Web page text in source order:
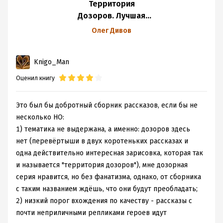
на горизонте и скажут "А вот они мы!"? Как изменится
жизнь землян в тот момент, когда окажется, что
инопланетяне добрые и не будут нас убивать? А раз так
И в этот момент вопрос контакта отходит на второй
план, а на первом начинается самая что ни на есть
разному, о том, что выигрывают в этой истории
социум вокруг нас довольно сложен, а запустить его
вразнос может вообще огромное количество всего (и
на поверхность вынесет безумное количество всякого
Я, собственно, обо всем этом прочитал в новом романе
"Темные небеса" за авторством Андрея Столярова. Его
творчество как-то проходило мимо меня, да и в
последние годы автор и писал немного. Но этот роман
Территория
Дозоров. Лучшая
фантастика 2019
Олег Дивов
Knigo_Man
Оценил книгу
Это был бы добротный сборник рассказов, если бы не
несколько НО:
1) тематика не выдержана, а именно: дозоров здесь
нет (перевёртыши в двух коротеньких рассказах и
одна действительно интересная зарисовка, которая так
и называется "территория дозоров"), мне дозорная
серия нравится, но без фанатизма, однако, от сборника
с таким названием ждёшь, что они будут преобладать;
2) низкий порог вхождения по качеству - рассказы с
почти неприличными репликами героев идут